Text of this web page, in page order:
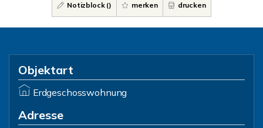
Notizblock () merken drucken
Objektart
Erdgeschosswohnung
Adresse